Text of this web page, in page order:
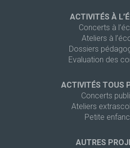
ACTIVITÉS À
Concerts à
Ateliers à
Dossiers
Evaluation des
ACTIVITÉS TOUS
Concerts
Ateliers
Petite
AUTRES